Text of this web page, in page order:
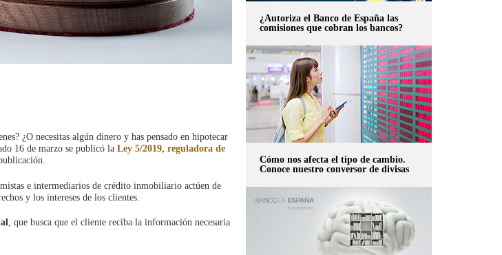
¿O necesitas algún dinero y has pensado en hipotecar
16 de marzo se publicó la Ley 5/2019, reguladora de
e intermediarios de crédito inmobiliario actúen de
y los intereses de los clientes.
, que busca que el cliente reciba la información necesaria
¿Autoriza el Banco de España las
comisiones que cobran los bancos?
Cómo nos afecta el tipo de cambio.
Conoce nuestro conversor de divisas